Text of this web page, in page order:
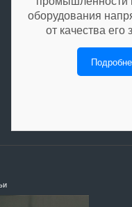
оборудования
от качества